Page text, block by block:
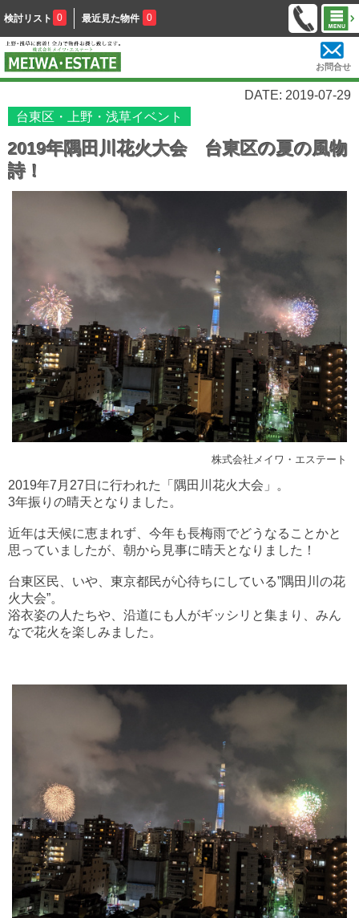
検討リスト 0 最近見た物件 0
お問合せ
DATE: 2019-07-29
台東区・上野・浅草イベント
2019年隅田川花火大会 台東区の夏の風物
詩！
株式会社メイワ・エステート
2019年7月27日に行われた「隅田川花火大会」。
3年振りの晴天となりました。
近年は天候に恵まれず、今年も長梅雨でどうなることかと
思っていましたが、朝から見事に晴天となりました！
台東区民、いや、東京都民が心待ちにしている”隅田川の花
火大会”。
浴衣姿の人たちや、沿道にも人がギッシリと集まり、みん
なで花火を楽しみました。